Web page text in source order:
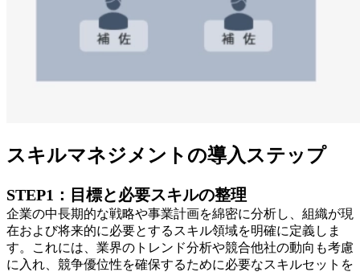
スキルマネジメントの導入ステップ
STEP1：目標と必要スキルの整理
企業の中長期的な戦略や事業計画を綿密に分析し、組織が現
在および将来的に必要とするスキル領域を明確に定義しま
す。これには、業界のトレンド分析や競合他社の動向も考慮
に入れ、競争優位性を確保するために必要なスキルセットを